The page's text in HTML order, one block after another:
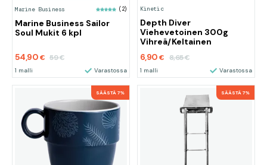
Marine Business (2)
Marine Business Sailor
Soul Mukit 6 kpl
54,90 € 59€
1 malli Varastossa
Kinetic
Depth Diver
Viehevetoinen 300g
Vihreä/Keltainen
6,90€ 8,65€
1 malli Varastossa
SÄÄSTÄ 7% SÄÄSTÄ 7%